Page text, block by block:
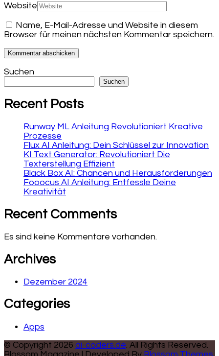
Website
Name, E-Mail-Adresse und Website in diesem
Browser für meinen nächsten Kommentar speichern.
Suchen
Suchen
Recent Posts
Runway ML Anleitung Revolutioniert Kreative
Prozesse
Flux AI Anleitung: Dein Schlüssel zur Innovation
KI Text Generator: Revolutioniert Die
Texterstellung Effizient
Black Box AI: Chancen und Herausforderungen
Fooocus AI Anleitung: Entfessle Deine
Kreativität
Recent Comments
Es sind keine Kommentare vorhanden.
Archives
Dezember 2024
Categories
Apps
© Copyright 2026 ai-coders.de. All Rights Reserved.